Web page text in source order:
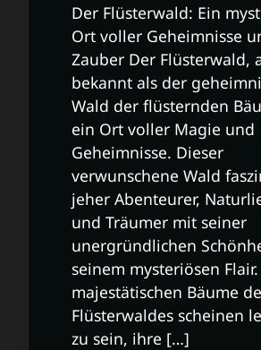
Der Flüsterwald: Ein
Ort voller Geheimnisse
Zauber Der Flüsterwald,
bekannt als der
Wald der flüsternden
ein Ort voller Magie und
Geheimnisse. Dieser
verwunschene Wald
jeher Abenteurer,
und Träumer mit seiner
unergründlichen
seinem mysteriösen
majestätischen Bäume
Flüsterwaldes scheinen
zu sein, ihre […]